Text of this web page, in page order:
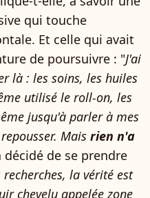
qui touche
Et celle qui avait
de poursuivre : "J'ai
là : les soins, les huiles
utilisé le roll-on, les
jusqu'à parler à mes
Mais rien n'a
décidé de se prendre
la vérité est
chevelu appelée zone